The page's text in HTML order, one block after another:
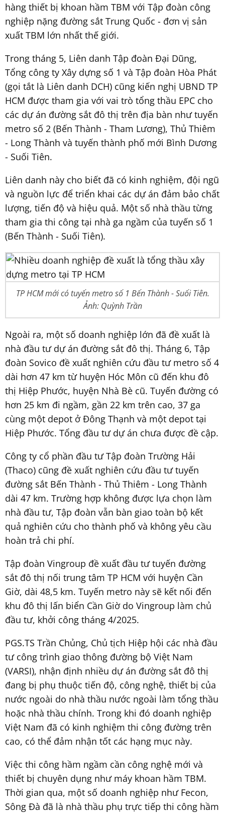
hàng thiết bị khoan hầm TBM với Tập đoàn công
nghiệp nặng đường sắt Trung Quốc - đơn vị sản
xuất TBM lớn nhất thế giới.
Trong tháng 5, Liên danh Tập đoàn Đại Dũng,
Tổng công ty Xây dựng số 1 và Tập đoàn Hòa Phát
(gọi tắt là Liên danh DCH) cũng kiến nghị UBND TP
HCM được tham gia với vai trò tổng thầu EPC cho
các dự án đường sắt đô thị trên địa bàn như tuyến
metro số 2 (Bến Thành - Tham Lương), Thủ Thiêm
- Long Thành và tuyến thành phố mới Bình Dương
- Suối Tiên.
Liên danh này cho biết đã có kinh nghiệm, đội ngũ
và nguồn lực để triển khai các dự án đảm bảo chất
lượng, tiến độ và hiệu quả. Một số nhà thầu từng
tham gia thi công tại nhà ga ngầm của tuyến số 1
(Bến Thành - Suối Tiên).
TP HCM mới có tuyến metro số 1 Bến Thành - Suối Tiên.
Ảnh: Quỳnh Trần
Ngoài ra, một số doanh nghiệp lớn đã đề xuất là
nhà đầu tư dự án đường sắt đô thị. Tháng 6, Tập
đoàn Sovico đề xuất nghiên cứu đầu tư metro số 4
dài hơn 47 km từ huyện Hóc Môn cũ đến khu đô
thị Hiệp Phước, huyện Nhà Bè cũ. Tuyến đường có
hơn 25 km đi ngầm, gần 22 km trên cao, 37 ga
cùng một depot ở Đông Thạnh và một depot tại
Hiệp Phước. Tổng đầu tư dự án chưa được đề cập.
Công ty cổ phần đầu tư Tập đoàn Trường Hải
(Thaco) cũng đề xuất nghiên cứu đầu tư tuyến
đường sắt Bến Thành - Thủ Thiêm - Long Thành
dài 47 km. Trường hợp không được lựa chọn làm
nhà đầu tư, Tập đoàn vẫn bàn giao toàn bộ kết
quả nghiên cứu cho thành phố và không yêu cầu
hoàn trả chi phí.
Tập đoàn Vingroup đề xuất đầu tư tuyến đường
sắt đô thị nối trung tâm TP HCM với huyện Cần
Giờ, dài 48,5 km. Tuyến metro này sẽ kết nối đến
khu đô thị lấn biển Cần Giờ do Vingroup làm chủ
đầu tư, khởi công tháng 4/2025.
PGS.TS Trần Chủng, Chủ tịch Hiệp hội các nhà đầu
tư công trình giao thông đường bộ Việt Nam
(VARSI), nhận định nhiều dự án đường sắt đô thị
đang bị phụ thuộc tiến độ, công nghệ, thiết bị của
nước ngoài do nhà thầu nước ngoài làm tổng thầu
hoặc nhà thầu chính. Trong khi đó doanh nghiệp
Việt Nam đã có kinh nghiệm thi công đường trên
cao, có thể đảm nhận tốt các hạng mục này.
Việc thi công hầm ngầm cần công nghệ mới và
thiết bị chuyên dụng như máy khoan hầm TBM.
Thời gian qua, một số doanh nghiệp như Fecon,
Sông Đà đã là nhà thầu phụ trực tiếp thi công hầm